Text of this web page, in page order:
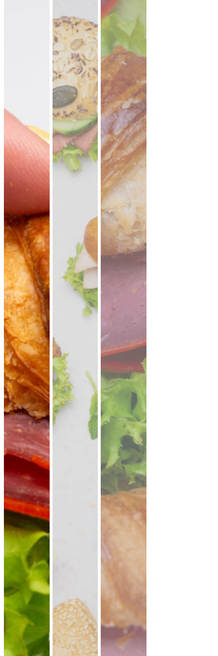
lauwarme Buffetplatten
auch mit heißen Gerichten
VORSCHLAG ANSEHEN
Alles vegan vegetarisch
Allergene hervorheben
Preisangaben in:
CATERING PLATTEN
Hier kannst du dir dein Catering selbst zusammenstellen.
Beispiel: bei 20 Personen reichen ungefähr 10-11 XL-Platten.
Denk an eine gute Mischung aus mehreren Platten Brot,
Aufstriche, Salate, Fingerfood.
Mini Pitabrot
vegan
weicher Hefeteig · ideal zum füllen, dippen
& teilen.Fingerfood · für Mezze & Buffets
ab 17,00 €
Mini Falafel Bites
vegan
100 % Kichererbsen, fein gewürzt, mit
cremigem Tahini.pflanzlich · ideal für
Events & Buffets
19,90 € für 1 ×
Falafel mit Tahini
knusprige Falafel aus Kichererbsen mit
frischem Koriander & Tahini.
ideal für Mezze & Buffets
ab 25,00 € für 20 ×
35er Falafel-Halloumi Mix
kräftig, handgemacht, zum teilen.
Fingerfood· für Buffets & Veranstaltungen
39,50 €
(inkl. MwSt.)
Dubai Halloumi Platte (20 Stück)